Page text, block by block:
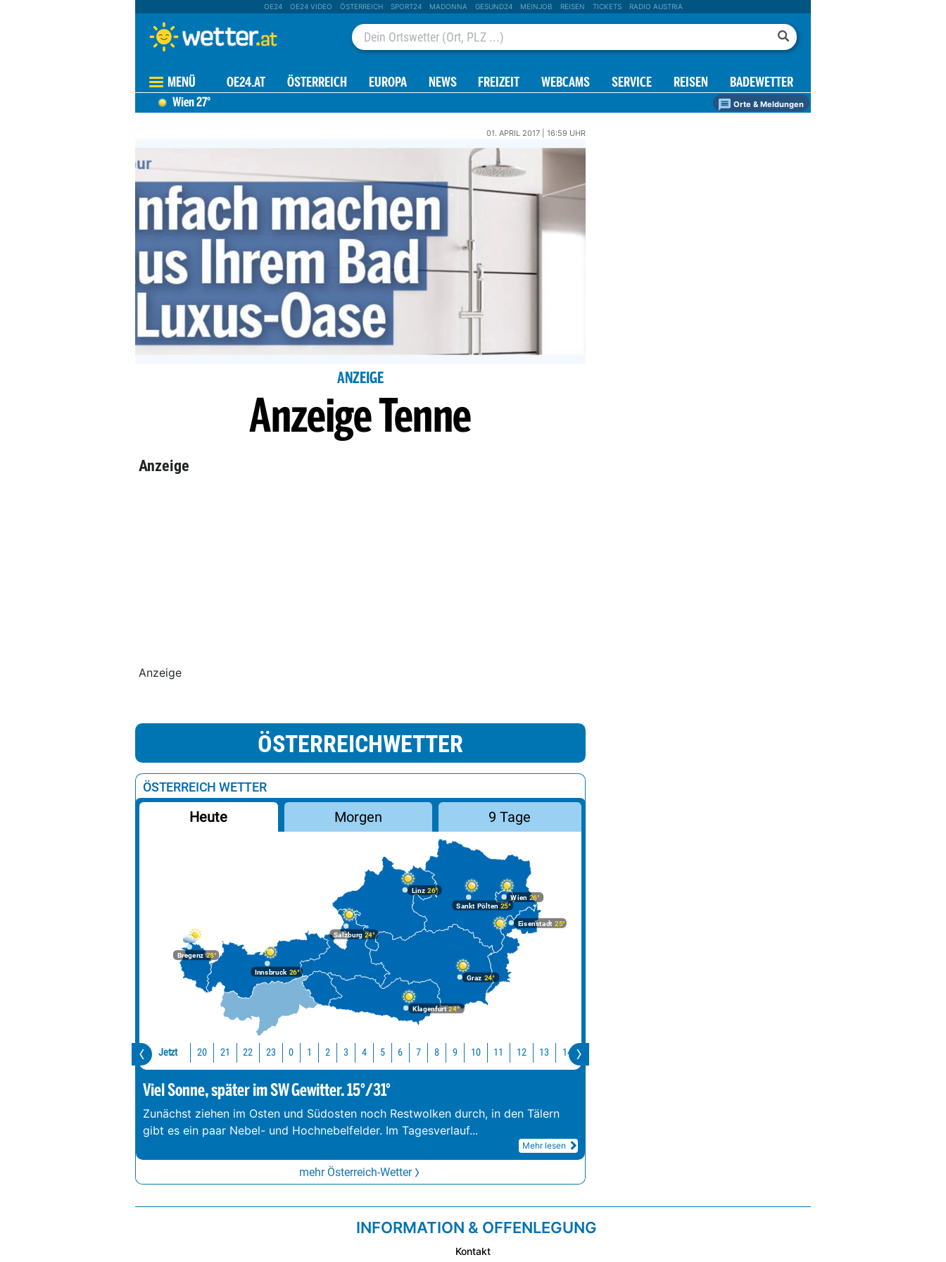
OE24 OE24 VIDEO ÖSTERREICH SPORT24 MADONNA GESUND24 MEINJOB REISEN TICKETS RADIO AUSTRIA
MENÜ OE24.AT ÖSTERREICH EUROPA NEWS FREIZEIT WEBCAMS SERVICE REISEN BADEWETTER
Wien27° Orte & Meldungen
01. APRIL 2017 | 16:59 UHR
ANZEIGE
Anzeige Tenne
Anzeige
Anzeige
ÖSTERREICHWETTER
ÖSTERREICH WETTER
Heute Morgen 9 Tage
Bregenz28°
Graz 24°
Innsbruck26°
Klagenfurt24°
Linz 26°
Salzburg24°
Wien 26°
Eisenstadt 25°
Sankt Pölten 25°
Jetzt 20 21 22 23 0 1 2 3 4 5 6 7 8 9 10 11 12 13 14
Viel Sonne, später im SW Gewitter. 15°/31°
Zunächst ziehen im Osten und Südosten noch Restwolken durch, in den Tälern
gibt es ein paar Nebel- und Hochnebelfelder. Im Tagesverlauf...
Mehr lesen
mehr Österreich-Wetter
INFORMATION & OFFENLEGUNG
Kontakt